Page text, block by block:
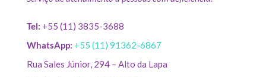
Tel: +55 (11) 3835-3688
WhatsApp: +55 (11) 91362-6867
Rua Sales Júnior, 294 – Alto da Lapa